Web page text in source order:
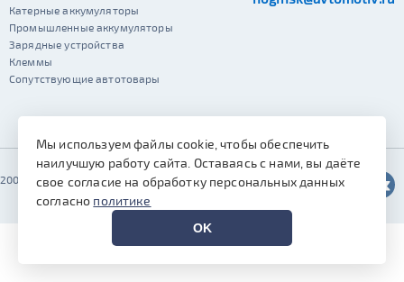
Катерные аккумуляторы
Промышленные аккумуляторы
Зарядные устройства
Клеммы
Сопутствующие автотовары
2002–2026 © Автомотив
Мы используем файлы cookie, чтобы обеспечить
наилучшую работу сайта. Оставаясь с нами, вы даёте
свое согласие на обработку персональных данных
согласно политике
OK